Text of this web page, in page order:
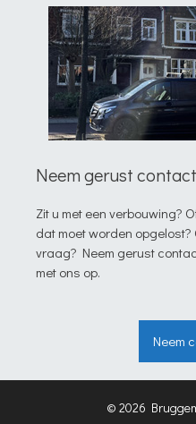
Neem gerust
Zit u met een verbouwing?
dat moet worden opgelost?
vraag? Neem gerust
met ons op.
Neem
© 2026